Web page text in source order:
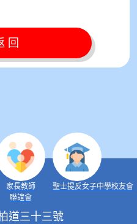
回
道三十三號
家長教師
聯誼會
聖士提反女子中學校友會